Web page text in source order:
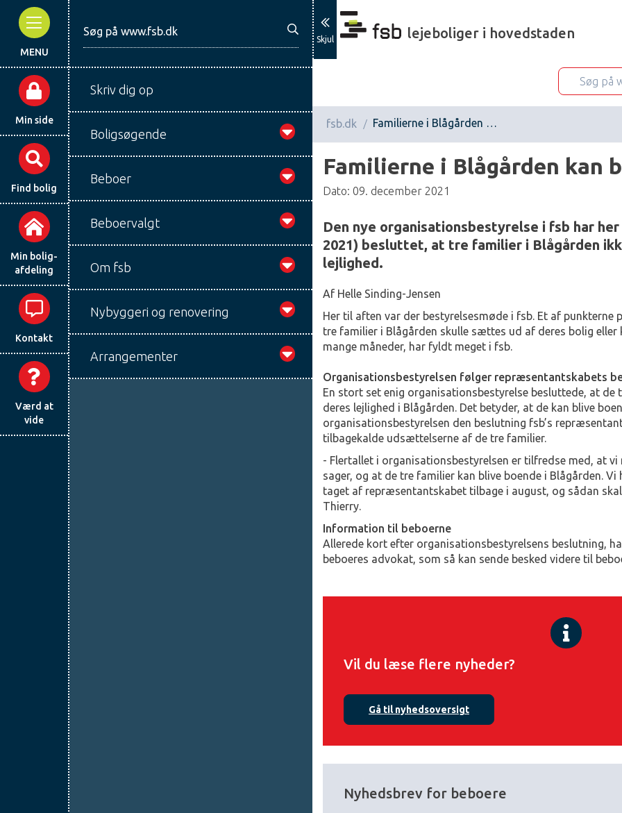
MENU
Min side
Find bolig
Min bolig-
afdeling
Kontakt
Værd at
vide
Skjul
Skriv dig op
Boligsøgende
Beboer
Beboervalgt
Om fsb
Nybyggeri og renovering
Arrangementer
lejeboliger i hovedstaden
fsb.dk Familierne i Blågården kan blive boende
Familierne i Blågården kan
Dato: 09. december 2021
Den nye organisationsbestyrelse i fsb har
2021) besluttet, at tre familier i Blågården
lejlighed.
Af Helle Sinding-Jensen
Her til aften var der bestyrelsesmøde i fsb. Et af
tre familier i Blågården skulle sættes ud af deres bolig eller
mange måneder, har fyldt meget i fsb.
Organisationsbestyrelsen følger repræsentantskabets
En stort set enig organisationsbestyrelse besluttede, at
deres lejlighed i Blågården. Det betyder, at de kan blive
organisationsbestyrelsen den beslutning fsb’s
tilbagekalde udsættelserne af de tre familier.
- Flertallet i organisationsbestyrelsen er tilfredse med, at
sager, og at de tre familier kan blive boende i Blågården.
taget af repræsentantskabet tilbage i august, og sådan
Thierry.
Information til beboerne
Allerede kort efter organisationsbestyrelsens beslutning,
beboeres advokat, som så kan sende besked videre til
Vil du læse flere nyheder?
Gå til nyhedsoversigt
Nyhedsbrev for beboere